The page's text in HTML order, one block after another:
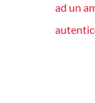
ad un